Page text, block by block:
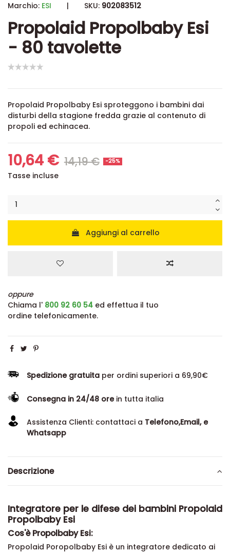
Marchio: ESI | SKU: 902083512
Propolaid Propolbaby Esi
- 80 tavolette
Propolaid Propolbaby Esi sproteggono i bambini dai
disturbi della stagione fredda grazie al contenuto di
propoli ed echinacea.
10,64 € 14,19 € -25%
Tasse incluse
Aggiungi al carrello
oppure
Chiama l' 800 92 60 54 ed effettua il tuo
ordine telefonicamente.
Spedizione gratuita per ordini superiori a 69,90€
Consegna in 24/48 orein tutta italia
Assistenza Clienti: contattaci a Telefono,Email, e
Whatsapp
Descrizione
Integratore per le difese dei bambini Propolaid
Propolbaby Esi
Cos'è Propolbaby Esi:
Propolaid Poropolbaby Esi è un integratore dedicato ai